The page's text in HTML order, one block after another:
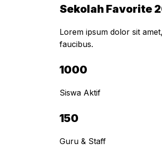
Sekolah Favorite
Lorem ipsum dolor sit
faucibus.
1000
Siswa Aktif
150
Guru & Staff